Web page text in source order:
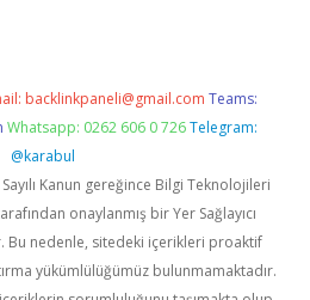
backlinkpaneli@gmail.com Teams:
Whatsapp: 0262 606 0 726 Telegram:
@karabul
Kanun gereğince Bilgi Teknolojileri
onaylanmış bir Yer Sağlayıcı
Bu nedenle, sitedeki içerikleri proaktif
yükümlülüğümüz bulunmamaktadır.